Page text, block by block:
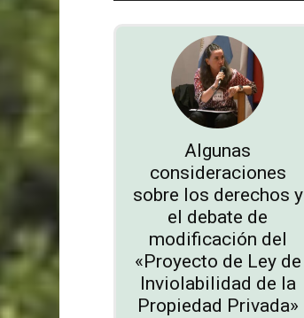
Algunas
consideraciones
sobre los derechos y
el debate de
modificación del
«Proyecto de Ley de
Inviolabilidad de la
Propiedad Privada»